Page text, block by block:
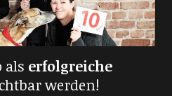
als erfolgreiche
werden!